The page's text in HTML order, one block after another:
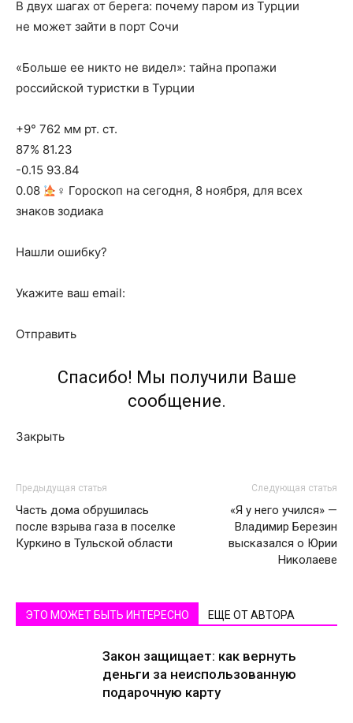
В двух шагах от берега: почему паром из Турции
не может зайти в порт Сочи
«Больше ее никто не видел»: тайна пропажи
российской туристки в Турции
+9° 762 мм рт. ст.
87% 81.23
-0.15 93.84
0.08
‍♀ Гороскоп на сегодня, 8 ноября, для всех
знаков зодиака
Нашли ошибку?
Укажите ваш email:
Отправить
Спасибо! Мы получили Ваше
сообщение.
Закрыть
Предыдущая статья
Часть дома обрушилась
после взрыва газа в поселке
Куркино в Тульской области
Следующая статья
«Я у него учился» —
Владимир Березин
высказался о Юрии
Николаеве
ЭТО МОЖЕТ БЫТЬ ИНТЕРЕСНО ЕЩЕ ОТ АВТОРА
Закон защищает: как вернуть
деньги за неиспользованную
подарочную карту